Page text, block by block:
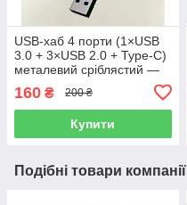
USB-хаб 4 порти (1×USB
3.0 + 3×USB 2.0 + Type-C)
металевий сріблястий —
160 ₴ 200 ₴
Купити
Подібні товари компанії